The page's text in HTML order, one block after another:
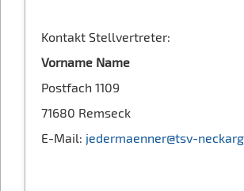
Kontakt Stellvertreter:
Vorname Name
Postfach 1109
71680 Remseck
E-Mail: jedermaenner@tsv-